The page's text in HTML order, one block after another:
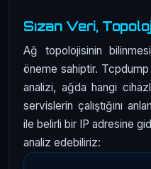
Sızan Veri,
Ağ topolojisinin
öneme sahiptir.
analizi, ağda hangi
servislerin çalıştığını
ile belirli bir IP adresine
analiz edebiliriz: